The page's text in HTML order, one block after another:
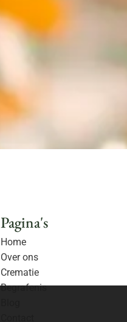
Pagina's
Home
Over ons
Crematie
Begrafenis